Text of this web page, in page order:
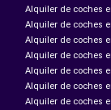
Alquiler de coches
Alquiler de coches
Alquiler de coches
Alquiler de coches
Alquiler de coches
Alquiler de coches
Alquiler de coches